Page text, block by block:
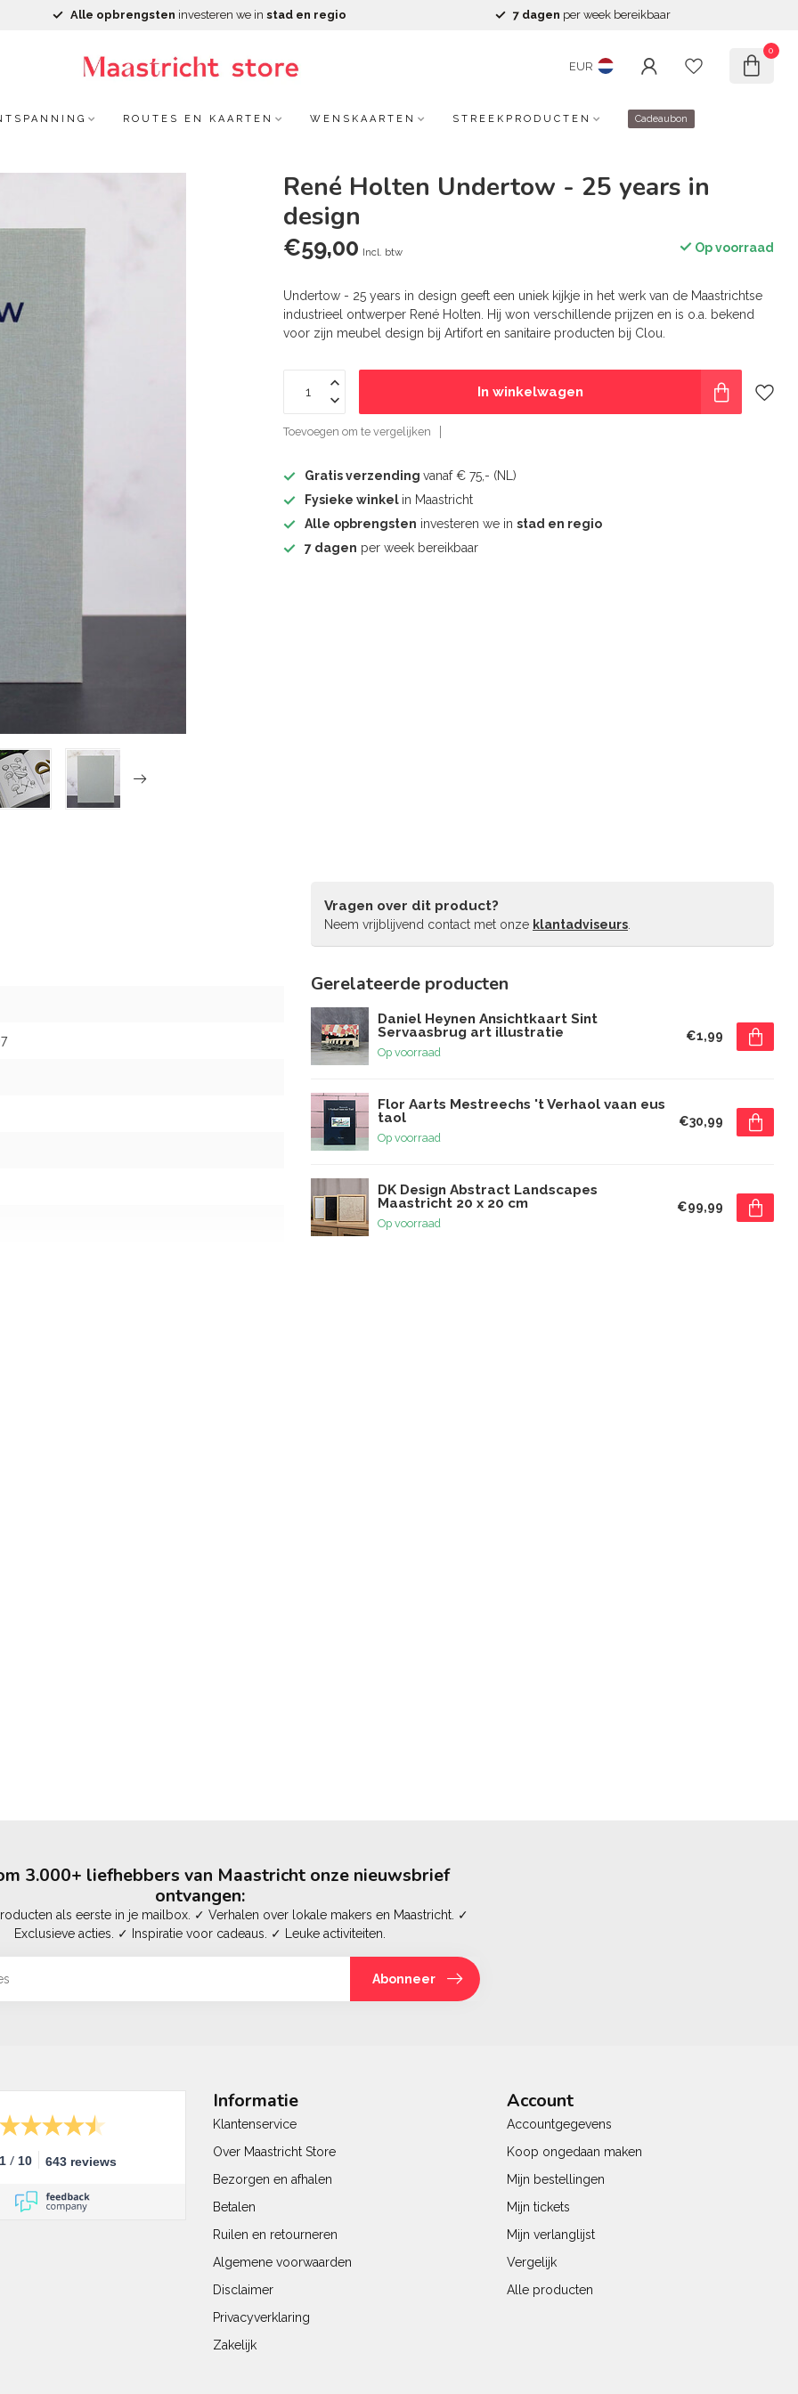
Alle opbrengsten investeren we in stad en regio 7 dagen per week bereikbaar
EUR
0
ROUTES EN KAARTEN WENSKAARTEN STREEKPRODUCTEN Cadeaubon
René Holten Undertow - 25 years in
design
€59,00 Incl. btw Op voorraad
Undertow - 25 years in design geeft een uniek kijkje in het werk van de Maastrichtse
industrieel ontwerper René Holten. Hij won verschillende prijzen en is o.a. bekend
voor zijn meubel design bij Artifort en sanitaire producten bij Clou.
In winkelwagen
Toevoegen om te vergelijken
Gratis verzendingvanaf € 75,- (NL)
Fysieke winkel in Maastricht
Alle opbrengsten investeren we instad en regio
7 dagen per week bereikbaar
Vragen over dit product?
Neem vrijblijvend contact met onze klantadviseurs
Gerelateerde producten
Daniel Heynen Ansichtkaart Sint
Servaasbrug art illustratie
Op voorraad
€1,99
Flor Aarts Mestreechs 't Verhaol vaan eus
taol
Op voorraad
€30,99
DK Design Abstract Landscapes
Maastricht 20 x 20 cm
Op voorraad
€99,99
3.000+ liefhebbers van Maastricht onze nieuwsbrief
ontvangen:
als eerste in je mailbox. ✓ Verhalen over lokale makers en Maastricht. ✓
Exclusieve acties. ✓ Inspiratie voor cadeaus. ✓ Leuke activiteiten.
Abonneer
/ 10 643 reviews
Informatie
Klantenservice
Over Maastricht Store
Bezorgen en afhalen
Betalen
Ruilen en retourneren
Algemene voorwaarden
Disclaimer
Privacyverklaring
Zakelijk
Account
Accountgegevens
Koop ongedaan maken
Mijn bestellingen
Mijn tickets
Mijn verlanglijst
Vergelijk
Alle producten